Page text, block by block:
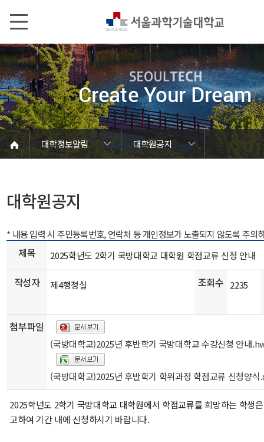
대학정보알림
대학원공지
대학정보알림
정보공개
정보서비스안내
온라인민원센터
청렴행정
갑질신고센터
유실물 센터
SEOULTECH광장
대학공지사항
학사공지
장학공지
대학원공지
취업공지
대학입찰
채용정보
공모/외부행사
등록금심의위원회
코로나바이러스19 대응안내
재정위원회
대학원공지
* 내용 입력 시 주민등록번호, 연락처 등 개인정보가 노출되지 않도록 주의
제목 2025학년도 2학기 국방대학교 대학원 학점교류 신청 안내
작성자 제4행정실 조회수 2235
첨부파일
(국방대학교)2025년 후반학기 국방대학교 수강신청 안내
(국방대학교)2025년 후반학기 학위과정 학점교류 신청양식
2025학년도 2학기 국방대학교 대학원에서 학점교류를 희망하는 학생
고하여 기간 내에 신청하시기 바랍니다.